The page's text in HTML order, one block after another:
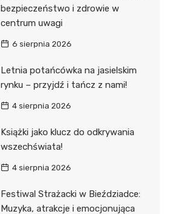
bezpieczeństwo i zdrowie w
centrum uwagi
6 sierpnia 2026
Letnia potańcówka na jasielskim
rynku – przyjdź i tańcz z nami!
4 sierpnia 2026
Książki jako klucz do odkrywania
wszechświata!
4 sierpnia 2026
Festiwal Strażacki w Bieździadce:
Muzyka, atrakcje i emocjonująca